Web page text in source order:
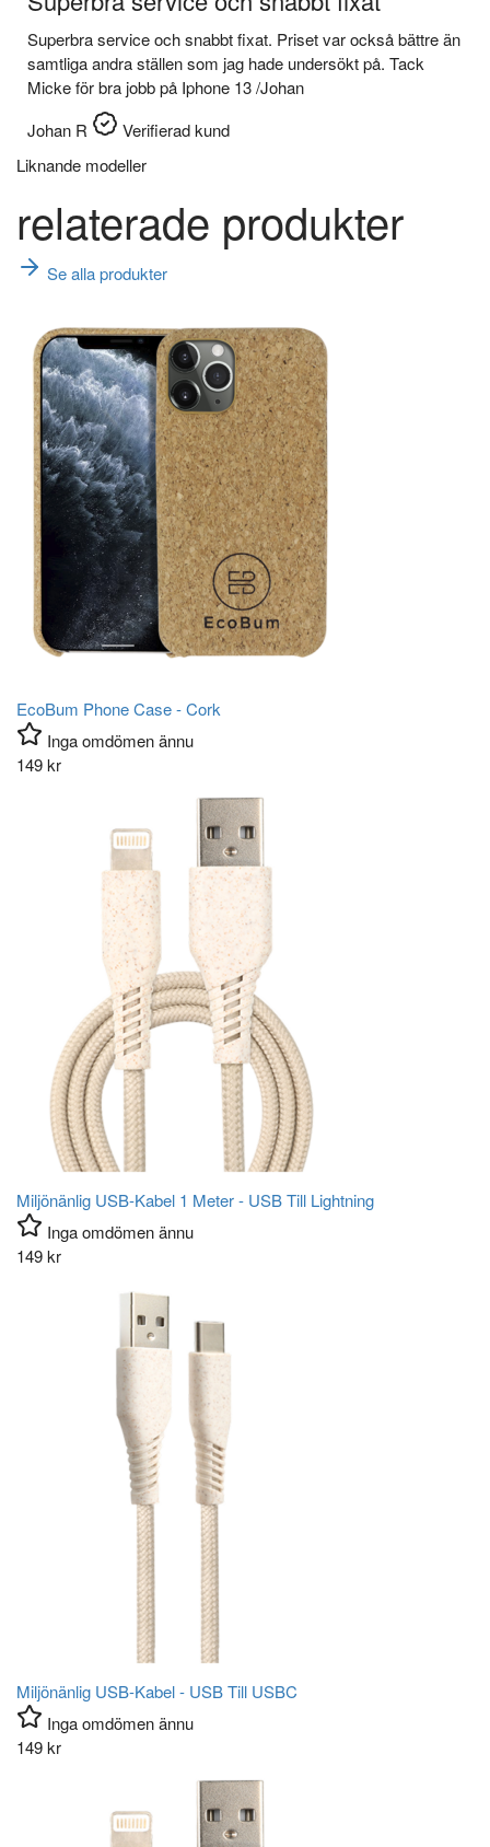
Superbra service och snabbt fixat. Priset var också bättre än
samtliga andra ställen som jag hade undersökt på. Tack
Micke för bra jobb på Iphone 13 /Johan
Johan R
Verifierad kund
Liknande modeller
relaterade produkter
Se alla produkter
EcoBum Phone Case - Cork
Inga omdömen ännu
149kr
Miljönänlig USB-Kabel 1 Meter - USB Till Lightning
Inga omdömen ännu
149kr
Miljönänlig USB-Kabel - USB Till USBC
Inga omdömen ännu
149kr